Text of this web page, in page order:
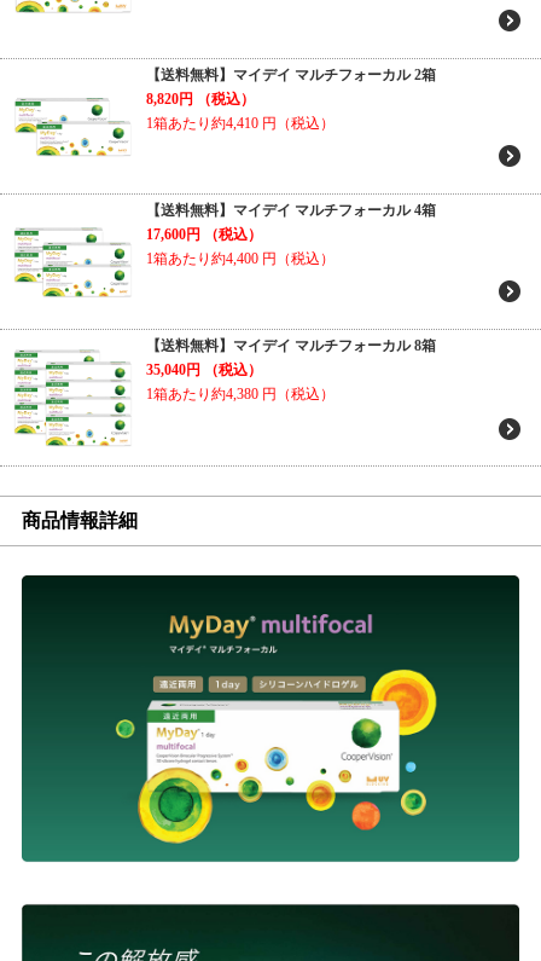
【送料無料】マイデイ マルチフォーカル 2箱
8,820円
（税込）
1箱あたり約4,410 円（税込）
【送料無料】マイデイ マルチフォーカル 4箱
17,600円
（税込）
1箱あたり約4,400 円（税込）
【送料無料】マイデイ マルチフォーカル 8箱
35,040円
（税込）
1箱あたり約4,380 円（税込）
商品情報詳細